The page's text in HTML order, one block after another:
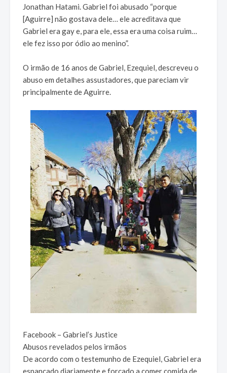
Jonathan Hatami. Gabriel foi abusado “porque
[Aguirre] não gostava dele… ele acreditava que
Gabriel era gay e, para ele, essa era uma coisa ruim…
ele fez isso por ódio ao menino”.
O irmão de 16 anos de Gabriel, Ezequiel, descreveu o
abuso em detalhes assustadores, que pareciam vir
principalmente de Aguirre.
Facebook – Gabriel’s Justice
Abusos revelados pelos irmãos
De acordo com o testemunho de Ezequiel, Gabriel era
espancado diariamente e forçado a comer comida de